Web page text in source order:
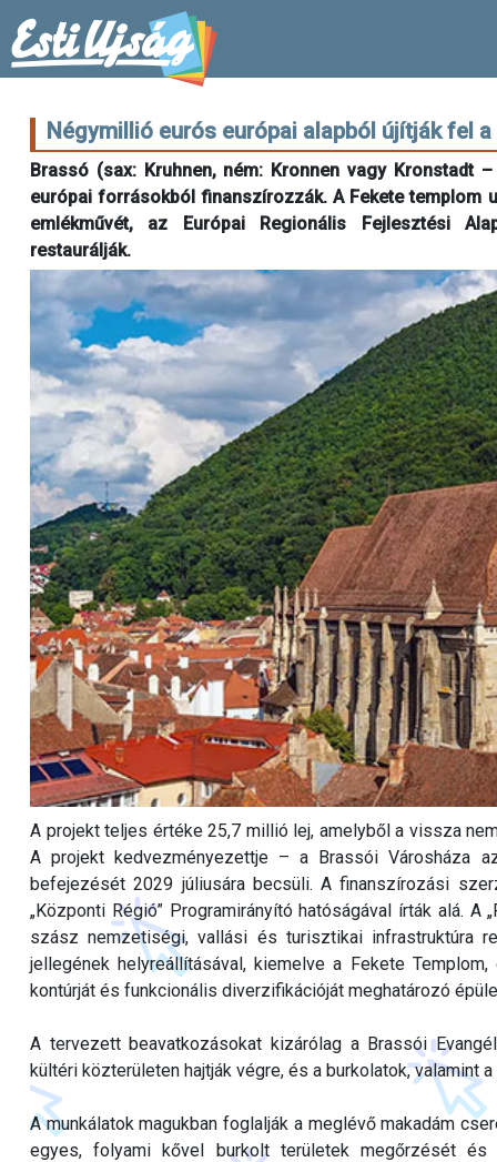
Négymillió eurós európai alapból újítják fel
Brassó (sax: Kruhnen, ném: Kronnen vagy Kronstadt
európai forrásokból finanszírozzák. A Fekete templom
emlékművét, az Európai Regionális Fejlesztési
restaurálják.
A projekt teljes értéke 25,7 millió lej, amelyből a vissza
A projekt kedvezményezettje – a Brassói Városháza
befejezését 2029 júliusára becsüli. A finanszírozási
„Központi Régió” Programirányító hatóságával írták alá. A
szász nemzetiségi, vallási és turisztikai infrastruktúra
jellegének helyreállításával, kiemelve a Fekete
kontúrját és funkcionális diverzifikációját meghatározó
A tervezett beavatkozásokat kizárólag a Brassói
kültéri közterületen hajtják végre, és a burkolatok,
A munkálatok magukban foglalják a meglévő makadám
egyes, folyami kővel burkolt területek megőrzését és